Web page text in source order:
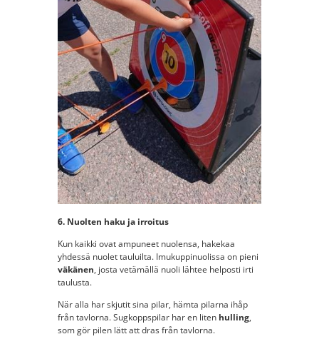
6. Nuolten haku ja irroitus
Kun kaikki ovat ampuneet nuolensa, hakekaa
yhdessä nuolet tauluilta. Imukuppinuolissa on pieni
väkänen, josta vetämällä nuoli lähtee helposti irti
taulusta.
När alla har skjutit sina pilar, hämta pilarna ihåp
från tavlorna. Sugkoppspilar har en liten hulling,
som gör pilen lätt att dras från tavlorna.